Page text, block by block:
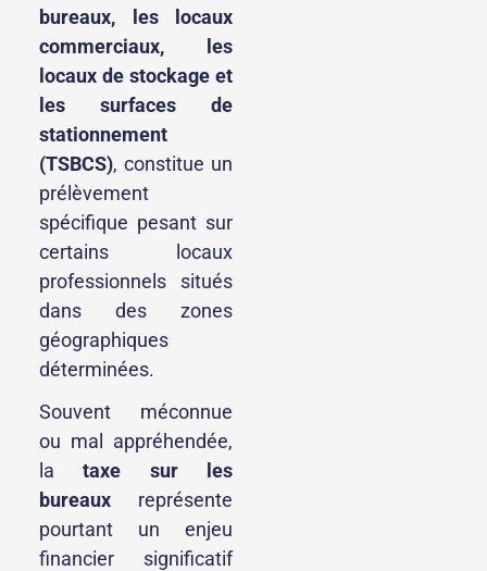
bureaux, les locaux
commerciaux, les
locaux de stockage et
les surfaces de
stationnement
(TSBCS), constitue un
prélèvement
spécifique pesant sur
certains locaux
professionnels situés
dans des zones
géographiques
déterminées.
Souvent méconnue
ou mal appréhendée,
lataxe sur les
bureaux représente
pourtant un enjeu
financier significatif